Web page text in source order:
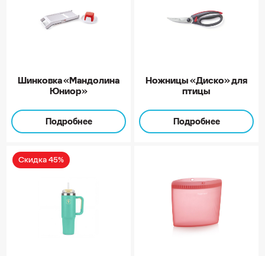
Шинковка «Мандолина
Юниор»
Подробнее
Ножницы «Диско» для
птицы
Подробнее
Скидка 45%